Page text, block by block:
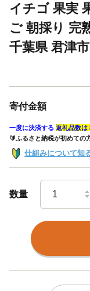
イチゴ 果実
ご 朝採り 完
千葉県 君津
寄付金額
一度に決済する 返礼品数は
🔰ふるさと納税が初めての
仕組みについて知
数量